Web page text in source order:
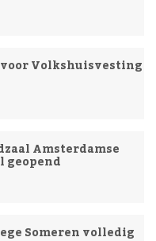
Volkshuisvesting
Amsterdamse
geopend
Someren volledig